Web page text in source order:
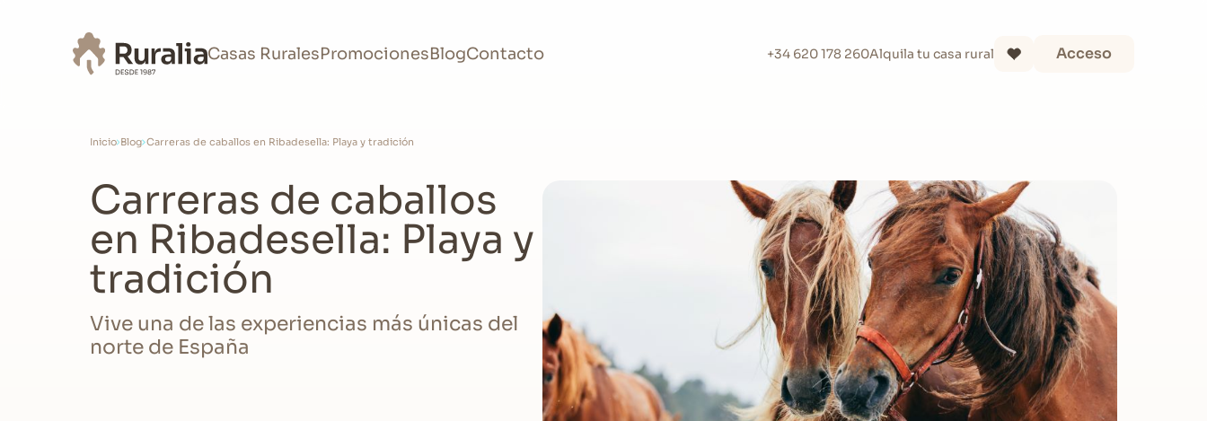
Casas RuralesPromocionesBlogContacto +34 620 178 260Alquila tu casa rural Acceso
Inicio Blog Carreras de caballos en Ribadesella: Playa y tradición
Carreras de caballos
en Ribadesella: Playa y
tradición
Vive una de las experiencias más únicas del
norte de España